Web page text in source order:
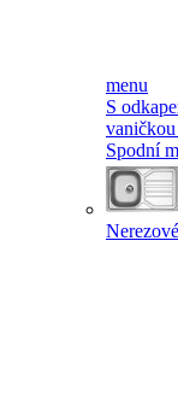
menu
S
Spodní
Nerezové